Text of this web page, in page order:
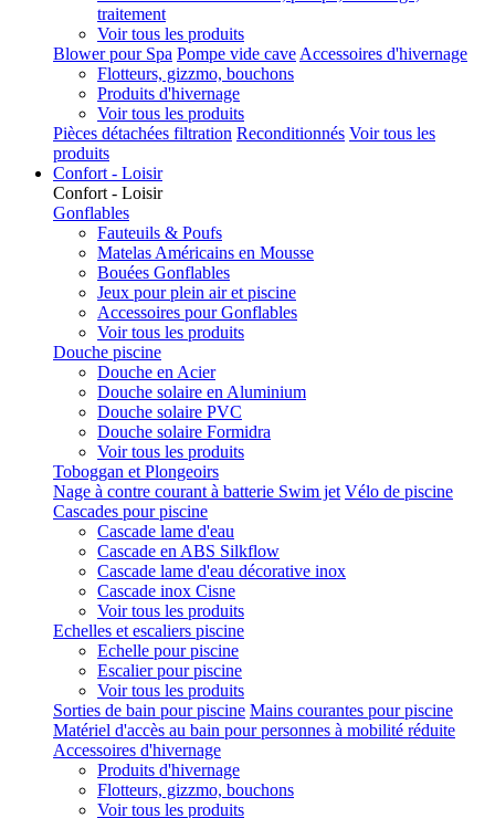
traitement
Voir tous les produits
Blower pour Spa Pompe vide cave Accessoires d'hivernage
Flotteurs, gizzmo, bouchons
Produits d'hivernage
Voir tous les produits
Pièces détachées filtration Reconditionnés Voir tous les
produits
Confort - Loisir
Confort - Loisir
Gonflables
Fauteuils & Poufs
Matelas Américains en Mousse
Bouées Gonflables
Jeux pour plein air et piscine
Accessoires pour Gonflables
Voir tous les produits
Douche piscine
Douche en Acier
Douche solaire en Aluminium
Douche solaire PVC
Douche solaire Formidra
Voir tous les produits
Toboggan et Plongeoirs
Nage à contre courant à batterie Swim jet Vélo de piscine
Cascades pour piscine
Cascade lame d'eau
Cascade en ABS Silkflow
Cascade lame d'eau décorative inox
Cascade inox Cisne
Voir tous les produits
Echelles et escaliers piscine
Echelle pour piscine
Escalier pour piscine
Voir tous les produits
Sorties de bain pour piscine Mains courantes pour piscine
Matériel d'accès au bain pour personnes à mobilité réduite
Accessoires d'hivernage
Produits d'hivernage
Flotteurs, gizzmo, bouchons
Voir tous les produits